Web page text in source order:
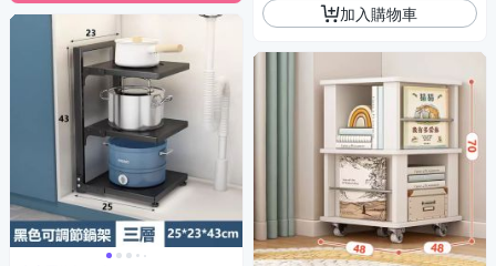
加入購物車